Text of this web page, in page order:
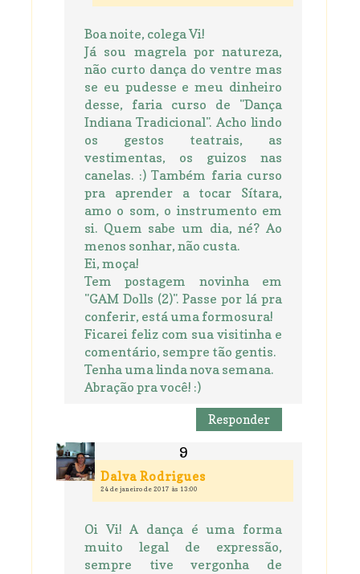
Boa noite, colega Vi!
Já sou magrela por natureza,
não curto dança do ventre mas
se eu pudesse e meu dinheiro
desse, faria curso de "Dança
Indiana Tradicional". Acho lindo
os gestos teatrais, as
vestimentas, os guizos nas
canelas. :) Também faria curso
pra aprender a tocar Sítara,
amo o som, o instrumento em
si. Quem sabe um dia, né? Ao
menos sonhar, não custa.
Ei, moça!
Tem postagem novinha em
"GAM Dolls (2)". Passe por lá pra
conferir, está uma formosura!
Ficarei feliz com sua visitinha e
comentário, sempre tão gentis.
Tenha uma linda nova semana.
Abração pra você! :)
Responder
Dalva Rodrigues
24 de janeiro de 2017 às 13:00
Oi Vi! A dança é uma forma
muito legal de expressão,
sempre tive vergonha de